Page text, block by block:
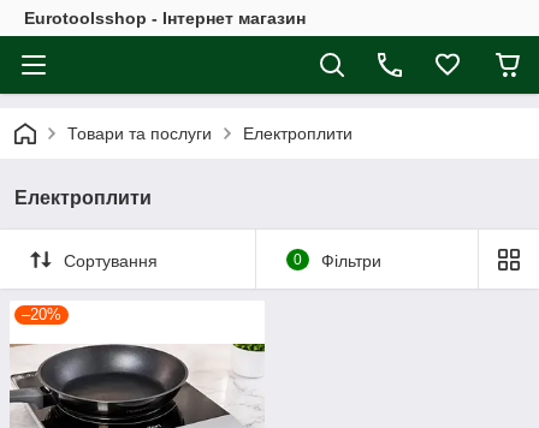
Eurotoolsshop - Інтернет магазин
Товари та послуги Електроплити
Електроплити
Сортування 0 Фільтри
–20%